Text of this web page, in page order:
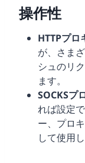
操作性
HTTPプロ
が、さま
シュのリ
ます。
SOCKSプ
れば設定
ー、プロ
して使用し